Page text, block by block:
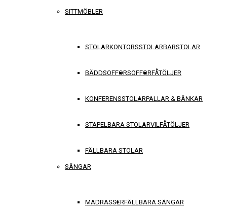
SITTMÖBLER
STOLARKONTORSSTOLARBARSTOLAR
BÄDDSOFFORSOFFORFÅTÖLJER
KONFERENSSTOLARPALLAR & BÄNKAR
STAPELBARA STOLARVILFÅTÖLJER
FÄLLBARA STOLAR
SÄNGAR
MADRASSERFÄLLBARA SÄNGAR